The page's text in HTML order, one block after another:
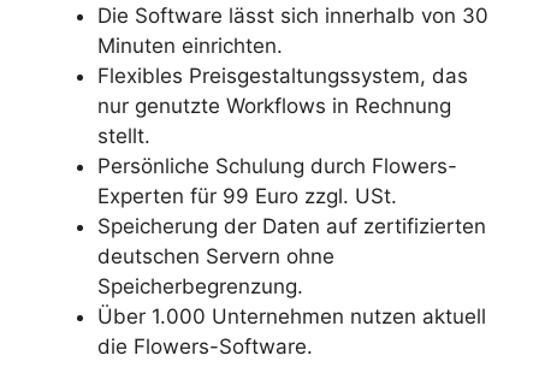
Die Software lässt sich innerhalb von 30
Minuten einrichten.
Flexibles Preisgestaltungssystem, das
nur genutzte Workflows in Rechnung
stellt.
Persönliche Schulung durch Flowers-
Experten für 99 Euro zzgl. USt.
Speicherung der Daten auf zertifizierten
deutschen Servern ohne
Speicherbegrenzung.
Über 1.000 Unternehmen nutzen aktuell
die Flowers-Software.